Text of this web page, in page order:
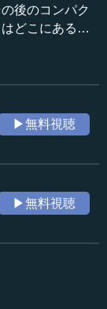
後のコンパク
どこにあるの
率先して進め
解説する。
にも継続しよ
です。
▶無料視聴
▶無料視聴